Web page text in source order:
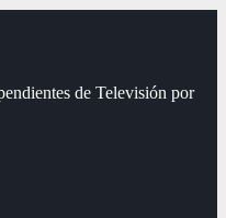
de Televisión por